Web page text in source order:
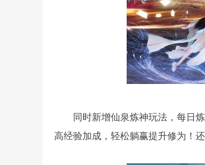
同时新增仙泉炼神玩法，每日
高经验加成，轻松躺赢提升修为！